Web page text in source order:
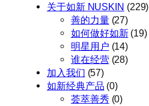
关于如新 NUSKIN (229)
善的力量(27)
如何做好如新(19)
明星用户 (14)
谁在经营(28)
加入我们 (57)
如新经典产品 (0)
荟萃善秀 (0)